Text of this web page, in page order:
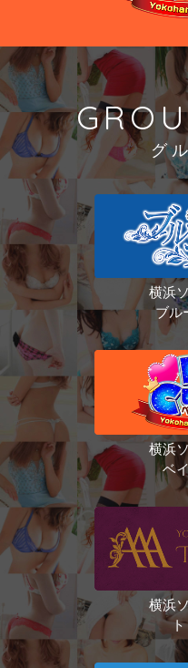
グ
横浜
ブル
横浜
ベ
横浜